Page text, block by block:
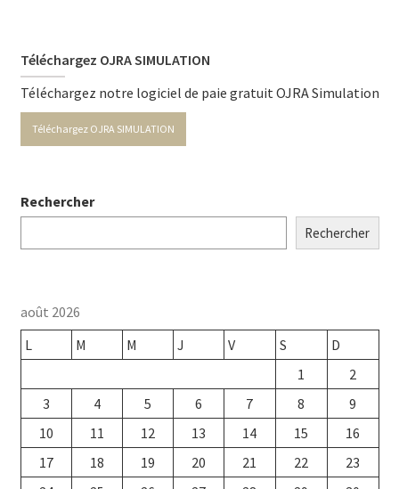
Téléchargez OJRA SIMULATION
Téléchargez notre logiciel de paie gratuit OJRA Simulation
Téléchargez OJRA SIMULATION
Rechercher
Rechercher
août 2026
L
M M J V S
D
1
2
3
4 5 6 7 8
9
10
11 12 13 14 15
16
17
18 19 20 21 22
23